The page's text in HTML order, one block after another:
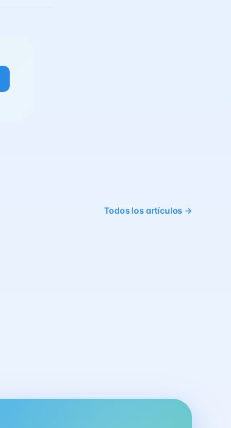
Todos los artículos →